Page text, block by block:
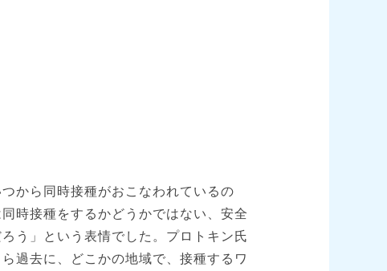
から同時接種がおこなわれているの
時接種をするかどうかではない、安全
う」という表情でした。プロトキン氏
過去に、どこかの地域で、接種するワ